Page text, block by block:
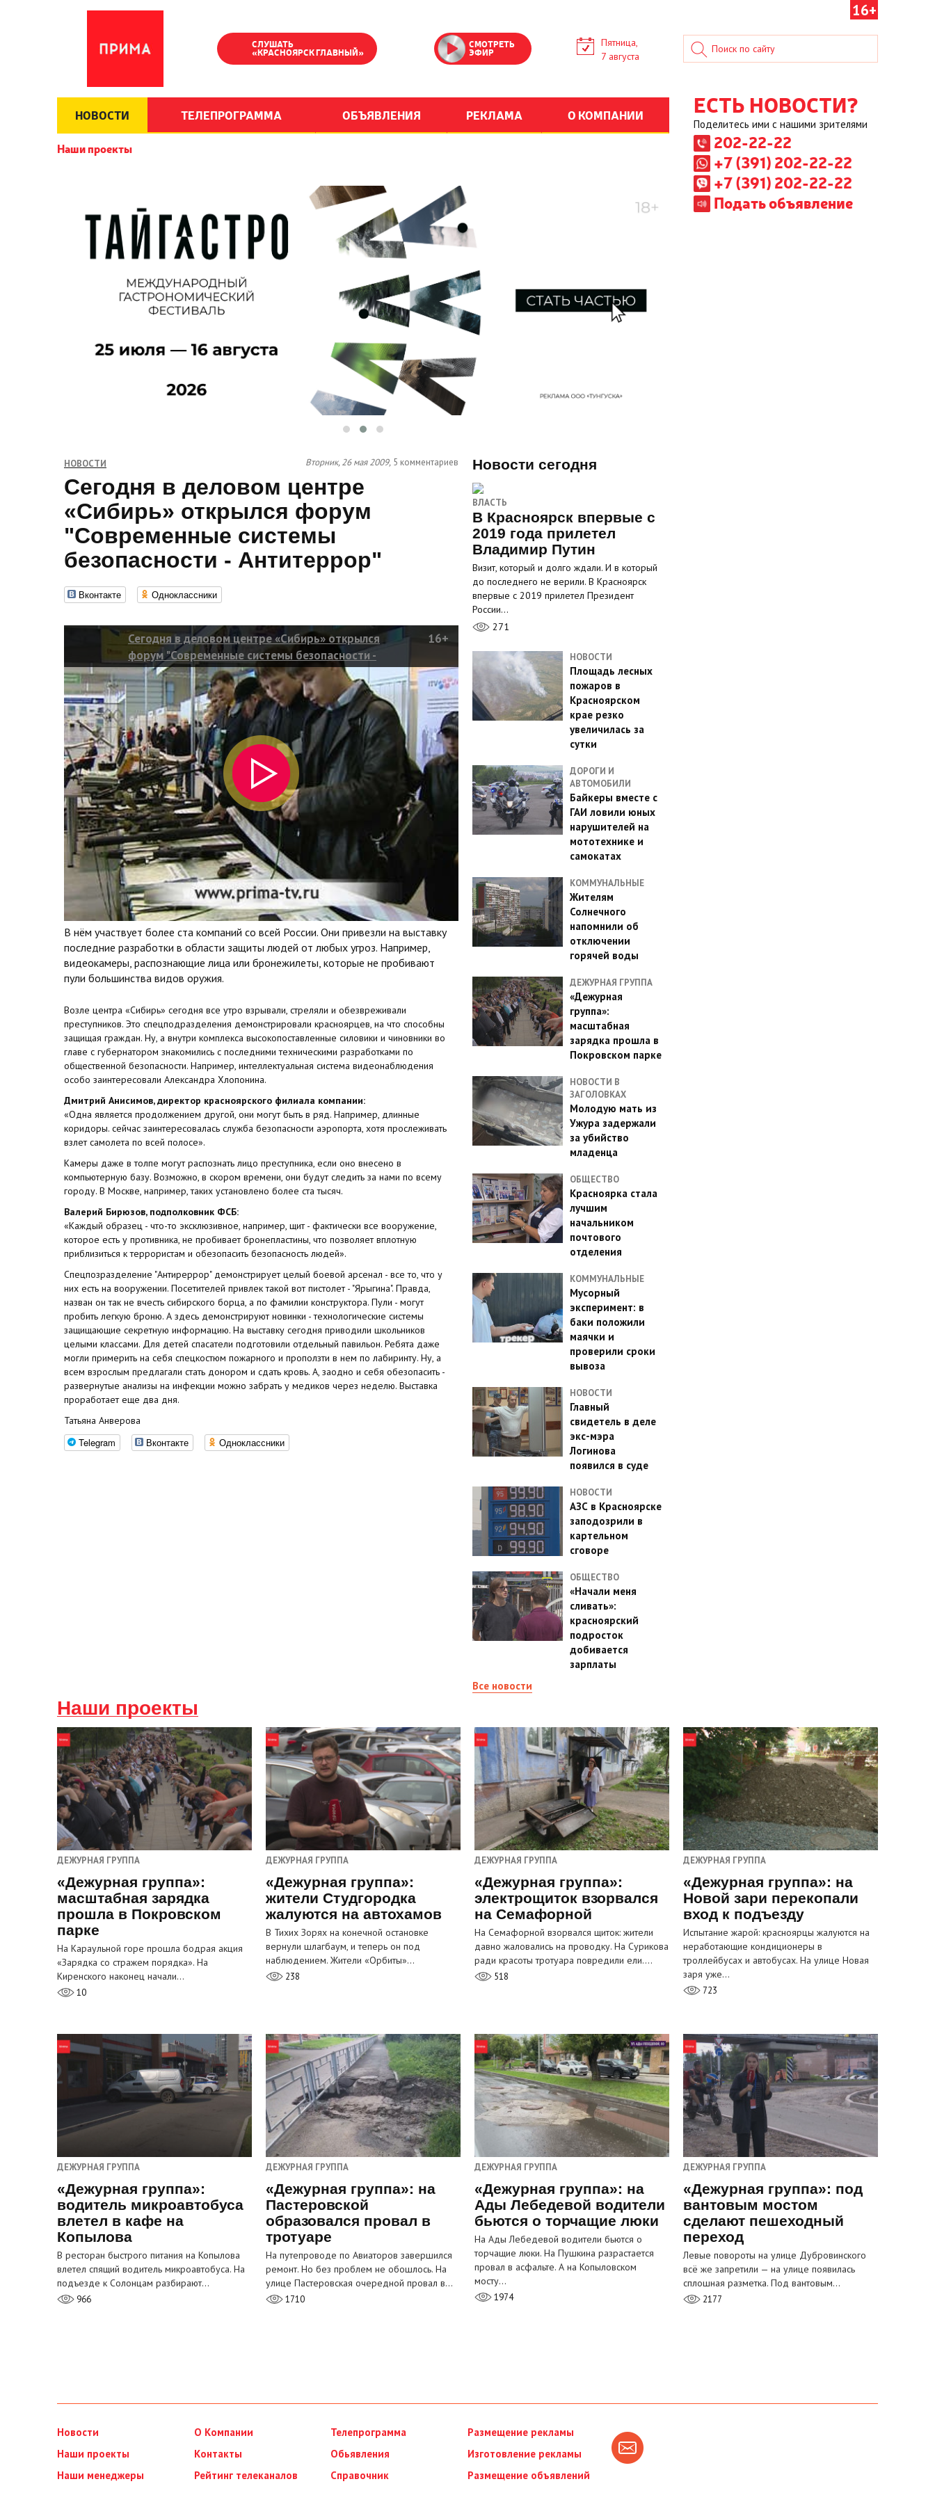
16+
СЛУШАТЬ
«КРАСНОЯРСК ГЛАВНЫЙ»
СМОТРЕТЬ
ЭФИР
Пятница,
7 августа
НОВОСТИ ТЕЛЕПРОГРАММА ОБЪЯВЛЕНИЯ РЕКЛАМА О КОМПАНИИ
Наши проекты
ЕСТЬ НОВОСТИ?
Поделитесь ими с нашими зрителями
202-22-22
+7 (391) 202-22-22
+7 (391) 202-22-22
Подать объявление
НОВОСТИ Вторник, 26 мая 2009, 5 комментариев
Сегодня в деловом центре
«Сибирь» открылся форум
"Современные системы
безопасности - Антитеррор"
Вконтакте Одноклассники
Сегодня в деловом центре «Сибирь» открылся
форум "Современные системы безопасности -
Антитеррор"
16+
В нём участвует более ста компаний со всей России. Они привезли на выставку
последние разработки в области защиты людей от любых угроз. Например,
видеокамеры, распознающие лица или бронежилеты, которые не пробивают
пули большинства видов оружия.
Возле центра «Сибирь» сегодня все утро взрывали, стреляли и обезвреживали
преступников. Это спецподразделения демонстрировали красноярцев, на что способны
защищая граждан. Ну, а внутри комплекса высокопоставленные силовики и чиновники во
главе с губернатором знакомились с последними техническими разработками по
общественной безопасности. Например, интеллектуальная система видеонаблюдения
особо заинтересовали Александра Хлопонина.
Дмитрий Анисимов, директор красноярского филиала компании:
«Одна является продолжением другой, они могут быть в ряд. Например, длинные
коридоры. сейчас заинтересовалась служба безопасности аэропорта, хотя прослеживать
взлет самолета по всей полосе».
Камеры даже в толпе могут распознать лицо преступника, если оно внесено в
компьютерную базу. Возможно, в скором времени, они будут следить за нами по всему
городу. В Москве, например, таких установлено более ста тысяч.
Валерий Бирюзов, подполковник ФСБ:
«Каждый образец - что-то эксклюзивное, например, щит - фактически все вооружение,
которое есть у противника, не пробивает бронепластины, что позволяет вплотную
приблизиться к террористам и обезопасить безопасность людей».
Спецпозразделение "Антиреррор" демонстрирует целый боевой арсенал - все то, что у
них есть на вооружении. Посетителей привлек такой вот пистолет - "Ярыгина". Правда,
назван он так не вчесть сибирского борца, а по фамилии конструктора. Пули - могут
пробить легкую броню. А здесь демонстрируют новинки - технологические системы
защищающие секретную информацию. На выставку сегодня приводили школьников
целыми классами. Для детей спасатели подготовили отдельный павильон. Ребята даже
могли примерить на себя спецкостюм пожарного и проползти в нем по лабиринту. Ну, а
всем взрослым предлагали стать донором и сдать кровь. А, заодно и себя обезопасить -
развернутые анализы на инфекции можно забрать у медиков через неделю. Выставка
проработает еще два дня.
Татьяна Анверова
Telegram Вконтакте Одноклассники
Новости сегодня
ВЛАСТЬ
В Красноярск впервые с
2019 года прилетел
Владимир Путин
Визит, который и долго ждали. И в который
до последнего не верили. В Красноярск
впервые с 2019 прилетел Президент
России…
271
НОВОСТИ
Площадь лесных
пожаров в
Красноярском
крае резко
увеличилась за
сутки
ДОРОГИ И
АВТОМОБИЛИ
Байкеры вместе с
ГАИ ловили юных
нарушителей на
мототехнике и
самокатах
КОММУНАЛЬНЫЕ
Жителям
Солнечного
напомнили об
отключении
горячей воды
ДЕЖУРНАЯ ГРУППА
«Дежурная
группа»:
масштабная
зарядка прошла в
Покровском парке
НОВОСТИ В
ЗАГОЛОВКАХ
Молодую мать из
Ужура задержали
за убийство
младенца
ОБЩЕСТВО
Красноярка стала
лучшим
начальником
почтового
отделения
КОММУНАЛЬНЫЕ
Мусорный
эксперимент: в
баки положили
маячки и
проверили сроки
вывоза
НОВОСТИ
Главный
свидетель в деле
экс-мэра
Логинова
появился в суде
НОВОСТИ
АЗС в Красноярске
заподозрили в
картельном
сговоре
ОБЩЕСТВО
«Начали меня
сливать»:
красноярский
подросток
добивается
зарплаты
Все новости
Наши проекты
ДЕЖУРНАЯ ГРУППА
«Дежурная группа»:
масштабная зарядка
прошла в Покровском
парке
На Караульной горе прошла бодрая акция
«Зарядка со стражем порядка». На
Киренского наконец начали…
10
ДЕЖУРНАЯ ГРУППА
«Дежурная группа»:
жители Студгородка
жалуются на автохамов
В Тихих Зорях на конечной остановке
вернули шлагбаум, и теперь он под
наблюдением. Жители «Орбиты»…
238
ДЕЖУРНАЯ ГРУППА
«Дежурная группа»:
электрощиток взорвался
на Семафорной
На Семафорной взорвался щиток: жители
давно жаловались на проводку. На Сурикова
ради красоты тротуара повредили ели.…
518
ДЕЖУРНАЯ ГРУППА
«Дежурная группа»: на
Новой зари перекопали
вход к подъезду
Испытание жарой: красноярцы жалуются на
неработающие кондиционеры в
троллейбусах и автобусах. На улице Новая
заря уже…
723
ДЕЖУРНАЯ ГРУППА
«Дежурная группа»:
водитель микроавтобуса
влетел в кафе на
Копылова
В ресторан быстрого питания на Копылова
влетел спящий водитель микроавтобуса. На
подъезде к Солонцам разбирают…
966
ДЕЖУРНАЯ ГРУППА
«Дежурная группа»: на
Пастеровской
образовался провал в
тротуаре
На путепроводе по Авиаторов завершился
ремонт. Но без проблем не обошлось. На
улице Пастеровская очередной провал в…
1710
ДЕЖУРНАЯ ГРУППА
«Дежурная группа»: на
Ады Лебедевой водители
бьются о торчащие люки
На Ады Лебедевой водители бьются о
торчащие люки. На Пушкина разрастается
провал в асфальте. А на Копыловском
мосту…
1974
ДЕЖУРНАЯ ГРУППА
«Дежурная группа»: под
вантовым мостом
сделают пешеходный
переход
Левые повороты на улице Дубровинского
всё же запретили — на улице появилась
сплошная разметка. Под вантовым…
2177
Новости
Наши проекты
Наши менеджеры
О Компании
Контакты
Рейтинг телеканалов
Телепрограмма
Обьявления
Справочник
Размещение рекламы
Изготовление рекламы
Размещение объявлений